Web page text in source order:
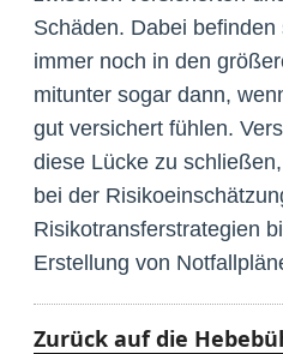
Schäden. Dabei
immer noch in den
mitunter sogar dann,
gut versichert fühlen.
diese Lücke zu
bei der
Risikotransferstrategien
Erstellung von
Zurück auf die